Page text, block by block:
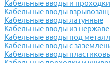
Кабельные вводы и проходки
Кабельные вводы
Кабельные вводы латунные
Кабельные вводы из
Кабельные вводы под
Кабельные вводы с
Кабельные вводы